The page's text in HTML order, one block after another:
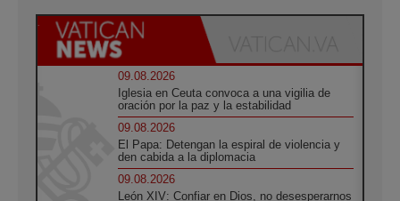
09.08.2026
Iglesia en Ceuta convoca a una vigilia de
oración por la paz y la estabilidad
09.08.2026
El Papa: Detengan la espiral de violencia y
den cabida a la diplomacia
09.08.2026
León XIV: Confiar en Dios, no desesperarnos